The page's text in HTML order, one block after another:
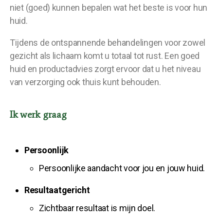
niet (goed) kunnen bepalen wat het beste is voor hun
huid.
Tijdens de ontspannende behandelingen voor zowel
gezicht als lichaam komt u totaal tot rust. Een goed
huid en productadvies zorgt ervoor dat u het niveau
van verzorging ook thuis kunt behouden.
Ik werk graag
Persoonlijk
Persoonlijke aandacht voor jou en jouw huid.
Resultaatgericht
Zichtbaar resultaat is mijn doel.